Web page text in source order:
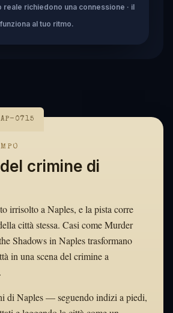
reale richiedono una connessione · il
al tuo ritmo.
0715
crimine di
irrisolto a Naples, e la pista corre
città stessa. Casi come Murder
Shadows in Naples trasformano
in una scena del crimine a
di Naples — seguendo indizi a piedi,